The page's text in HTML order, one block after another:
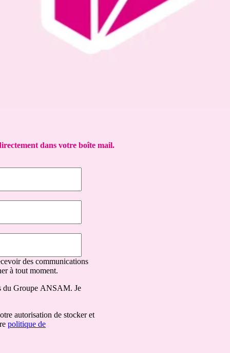
dans votre boîte mail.
des communications
à tout moment.
du Groupe ANSAM. Je
autorisation de stocker et
politique de